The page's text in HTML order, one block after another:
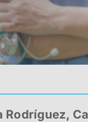
Rodríguez,